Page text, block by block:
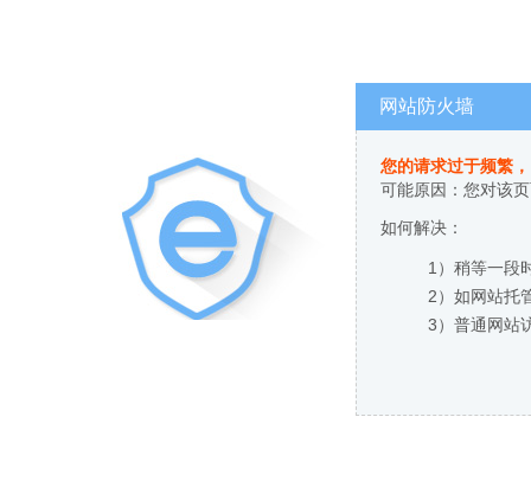
网站防火墙
您的请求过于频繁
可能原因：您对该
如何解决：
1）稍等一段
2）如网站托
3）普通网站